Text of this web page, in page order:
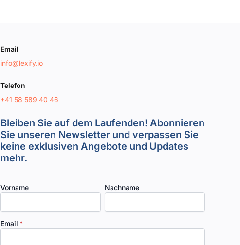
Email
info@lexify.io
Telefon
+41 58 589 40 46
Bleiben Sie auf dem Laufenden! Abonnieren
Sie unseren Newsletter und verpassen Sie
keine exklusiven Angebote und Updates
mehr.
Vorname Nachname
Email